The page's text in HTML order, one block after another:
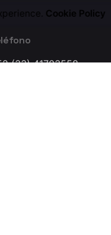
(33) 41703558
Cookie Policy